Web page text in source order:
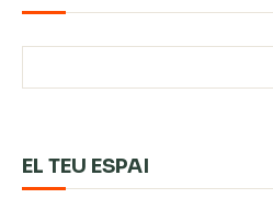
EL TEU ESPAI